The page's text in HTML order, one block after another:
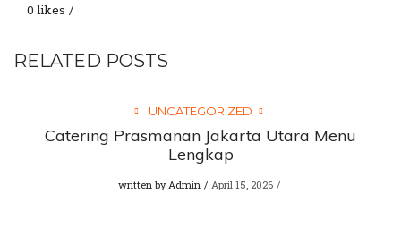
0 likes
RELATED POSTS
UNCATEGORIZED
Catering Prasmanan Jakarta Utara Menu
Lengkap
written by Admin April 15, 2026